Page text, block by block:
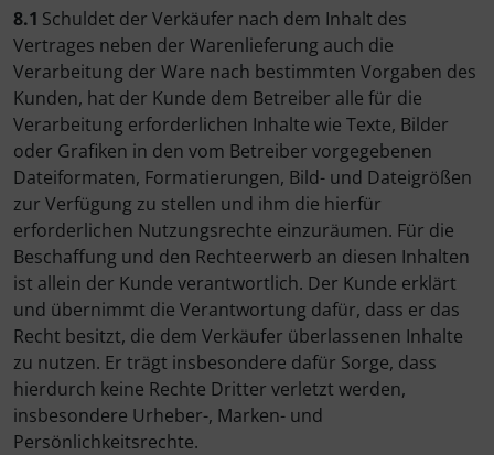
8.1 Schuldet der Verkäufer nach dem Inhalt des
Vertrages neben der Warenlieferung auch die
Verarbeitung der Ware nach bestimmten Vorgaben des
Kunden, hat der Kunde dem Betreiber alle für die
Verarbeitung erforderlichen Inhalte wie Texte, Bilder
oder Grafiken in den vom Betreiber vorgegebenen
Dateiformaten, Formatierungen, Bild- und Dateigrößen
zur Verfügung zu stellen und ihm die hierfür
erforderlichen Nutzungsrechte einzuräumen. Für die
Beschaffung und den Rechteerwerb an diesen Inhalten
ist allein der Kunde verantwortlich. Der Kunde erklärt
und übernimmt die Verantwortung dafür, dass er das
Recht besitzt, die dem Verkäufer überlassenen Inhalte
zu nutzen. Er trägt insbesondere dafür Sorge, dass
hierdurch keine Rechte Dritter verletzt werden,
insbesondere Urheber-, Marken- und
Persönlichkeitsrechte.